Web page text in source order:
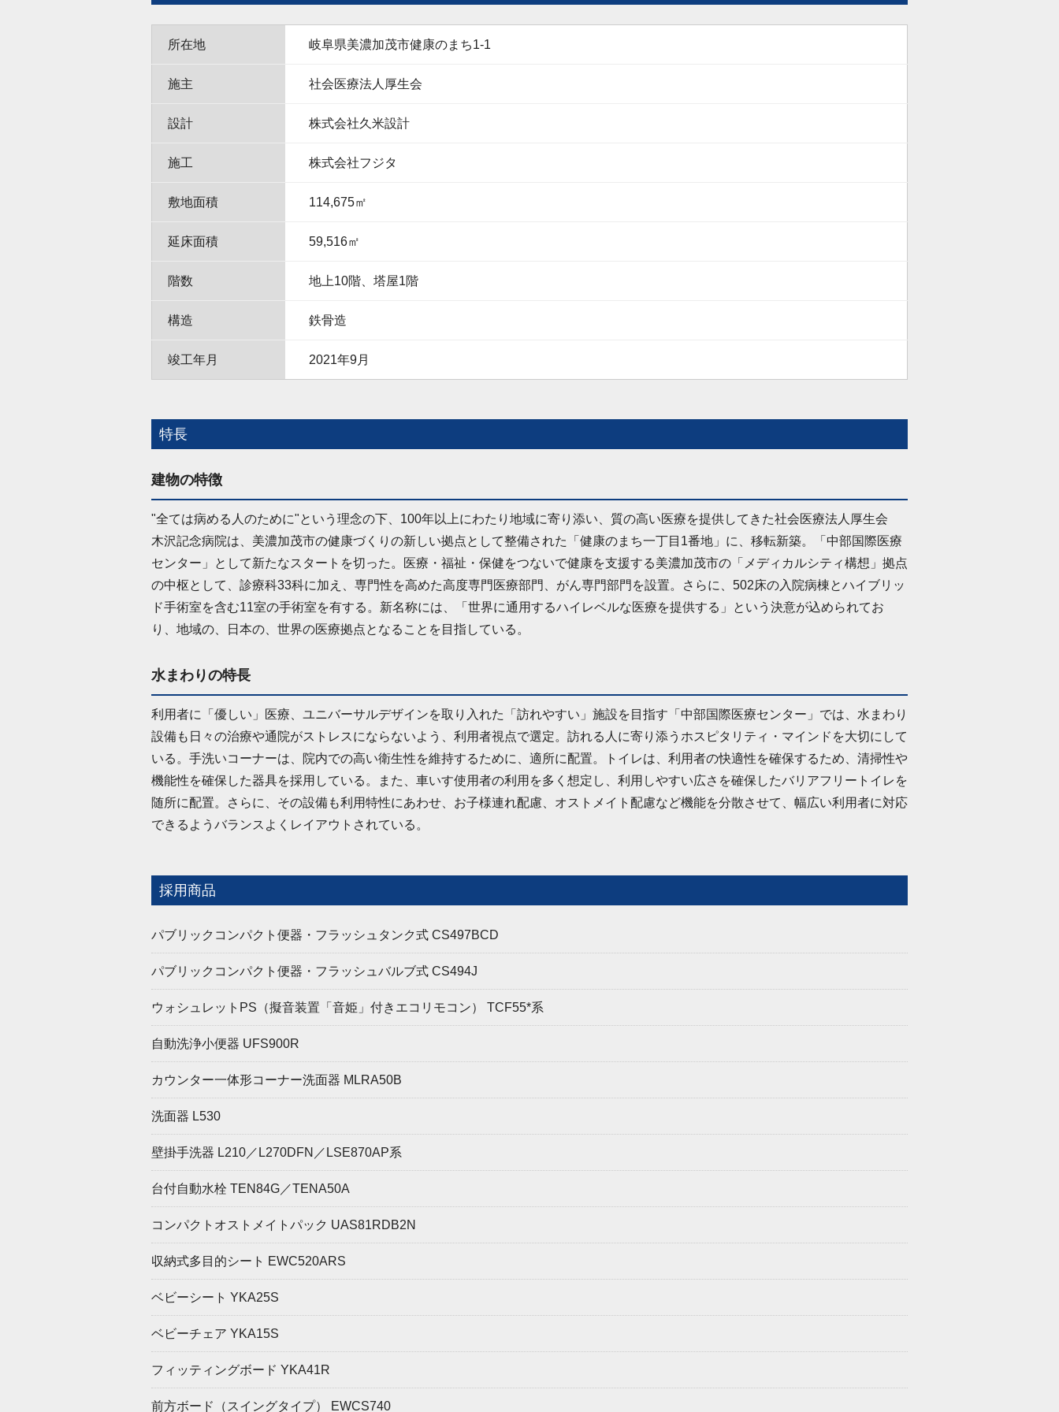
所在地 岐阜県美濃加茂市健康のまち1-1
施主 社会医療法人厚生会
設計 株式会社久米設計
施工 株式会社フジタ
敷地面積 114,675㎡
延床面積 59,516㎡
階数 地上10階、塔屋1階
構造 鉄骨造
竣工年月 2021年9月
特長
建物の特徴
"全ては病める人のために"という理念の下、100年以上にわたり地域に寄り添い、質の高い医療を提供してきた社会医療法人厚生会
木沢記念病院は、美濃加茂市の健康づくりの新しい拠点として整備された「健康のまち一丁目1番地」に、移転新築。「中部国際医療
センター」として新たなスタートを切った。医療・福祉・保健をつないで健康を支援する美濃加茂市の「メディカルシティ構想」拠点
の中枢として、診療科33科に加え、専門性を高めた高度専門医療部門、がん専門部門を設置。さらに、502床の入院病棟とハイブリッ
ド手術室を含む11室の手術室を有する。新名称には、「世界に通用するハイレベルな医療を提供する」という決意が込められてお
り、地域の、日本の、世界の医療拠点となることを目指している。
水まわりの特長
利用者に「優しい」医療、ユニバーサルデザインを取り入れた「訪れやすい」施設を目指す「中部国際医療センター」では、水まわり
設備も日々の治療や通院がストレスにならないよう、利用者視点で選定。訪れる人に寄り添うホスピタリティ・マインドを大切にして
いる。手洗いコーナーは、院内での高い衛生性を維持するために、適所に配置。トイレは、利用者の快適性を確保するため、清掃性や
機能性を確保した器具を採用している。また、車いす使用者の利用を多く想定し、利用しやすい広さを確保したバリアフリートイレを
随所に配置。さらに、その設備も利用特性にあわせ、お子様連れ配慮、オストメイト配慮など機能を分散させて、幅広い利用者に対応
できるようバランスよくレイアウトされている。
採用商品
パブリックコンパクト便器・フラッシュタンク式 CS497BCD
パブリックコンパクト便器・フラッシュバルブ式 CS494J
ウォシュレットPS（擬音装置「音姫」付きエコリモコン） TCF55*系
自動洗浄小便器 UFS900R
カウンター一体形コーナー洗面器 MLRA50B
洗面器 L530
壁掛手洗器 L210／L270DFN／LSE870AP系
台付自動水栓 TEN84G／TENA50A
コンパクトオストメイトパック UAS81RDB2N
収納式多目的シート EWC520ARS
ベビーシート YKA25S
ベビーチェア YKA15S
フィッティングボード YKA41R
前方ボード（スイングタイプ） EWCS740